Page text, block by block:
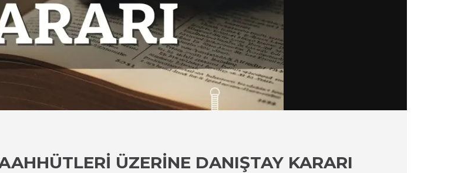
ÜZERINE DANIŞTAY KARARI